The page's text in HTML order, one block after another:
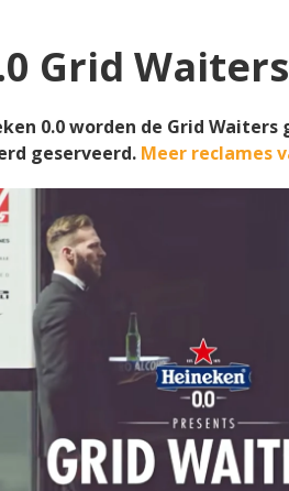
Grid Waiters
0.0 worden de Grid
geserveerd. Meer reclames